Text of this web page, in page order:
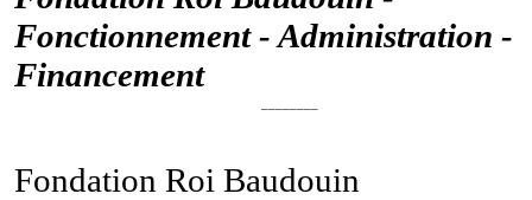
Fonctionnement - Administration -
Financement
Fondation Roi Baudouin